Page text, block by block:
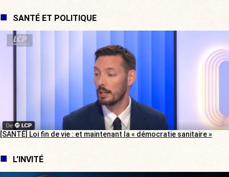
SANTÉ ET POLITIQUE
[SANTÉ] Loi fin de vie : et maintenant la « démocratie sanitaire »
L'INVITÉ